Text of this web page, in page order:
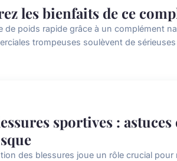
les bienfaits de ce
de poids rapide grâce à un complément
trompeuses soulèvent de
sportives :
des blessures joue un rôle crucial